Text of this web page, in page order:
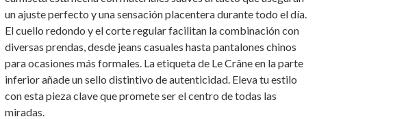
un ajuste perfecto y una sensación placentera durante todo el día.
El cuello redondo y el corte regular facilitan la combinación con
diversas prendas, desde jeans casuales hasta pantalones chinos
para ocasiones más formales. La etiqueta de Le Crâne en la parte
inferior añade un sello distintivo de autenticidad. Eleva tu estilo
con esta pieza clave que promete ser el centro de todas las
miradas.